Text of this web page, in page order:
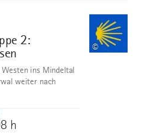
2:
©
ins Mindeltal
weiter nach
h